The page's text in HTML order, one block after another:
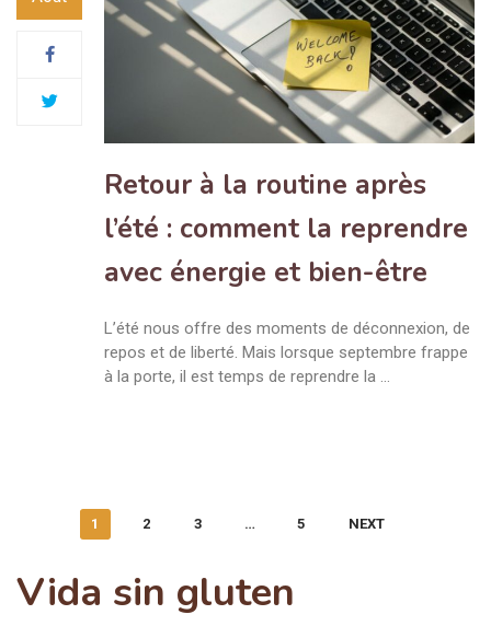
Retour à la routine après
l’été : comment la reprendre
avec énergie et bien-être
L’été nous offre des moments de déconnexion, de
repos et de liberté. Mais lorsque septembre frappe
à la porte, il est temps de reprendre la …
1 2 3 … 5 NEXT
Vida sin gluten